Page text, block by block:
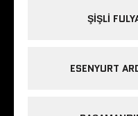
ŞIŞLI
ESENYURT